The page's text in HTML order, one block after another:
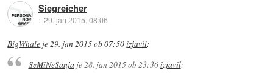
Siegreicher
::29. jan 2015, 08:06
BigWhale je29. jan 2015 ob 07:50izjavil:
SeMiNeSanjaje28. jan 2015 ob 23:36izjavil: